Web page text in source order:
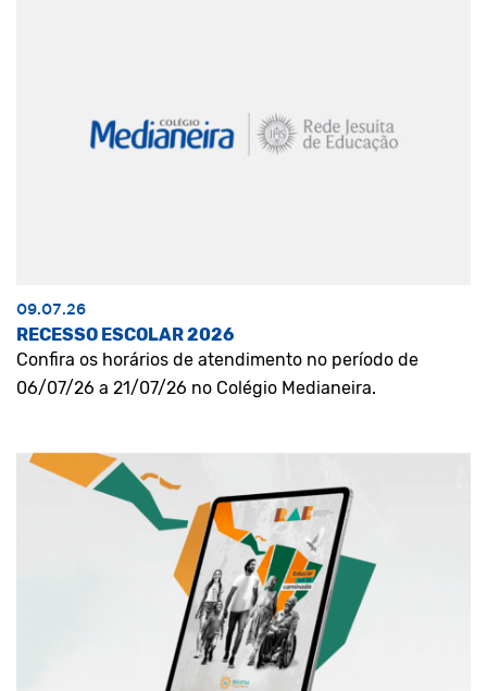
09.07.26
RECESSO ESCOLAR 2026
Confira os horários de atendimento no período de
06/07/26 a 21/07/26 no Colégio Medianeira.